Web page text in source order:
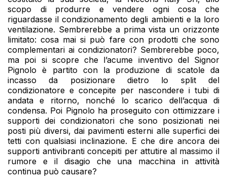
scopo di produrre e vendere ogni cosa che
riguardasse il condizionamento degli ambienti e la loro
ventilazione. Sembrerebbe a prima vista un orizzonte
limitato: cosa mai si può fare con prodotti che sono
complementari ai condizionatori? Sembrerebbe poco,
ma poi si scopre che l’acume inventivo del Signor
Pignolo è partito con la produzione di scatole da
incasso da posizionare dietro lo split del
condizionatore e concepite per nascondere i tubi di
andata e ritorno, nonché lo scarico dell’acqua di
condensa. Poi Pignolo ha proseguito con ottimizzare i
supporti dei condizionatori che sono posizionati nei
posti più diversi, dai pavimenti esterni alle superfici dei
tetti con qualsiasi inclinazione. E che dire ancora dei
supporti antivibranti concepiti per attutire al massimo il
rumore e il disagio che una macchina in attività
continua può causare?